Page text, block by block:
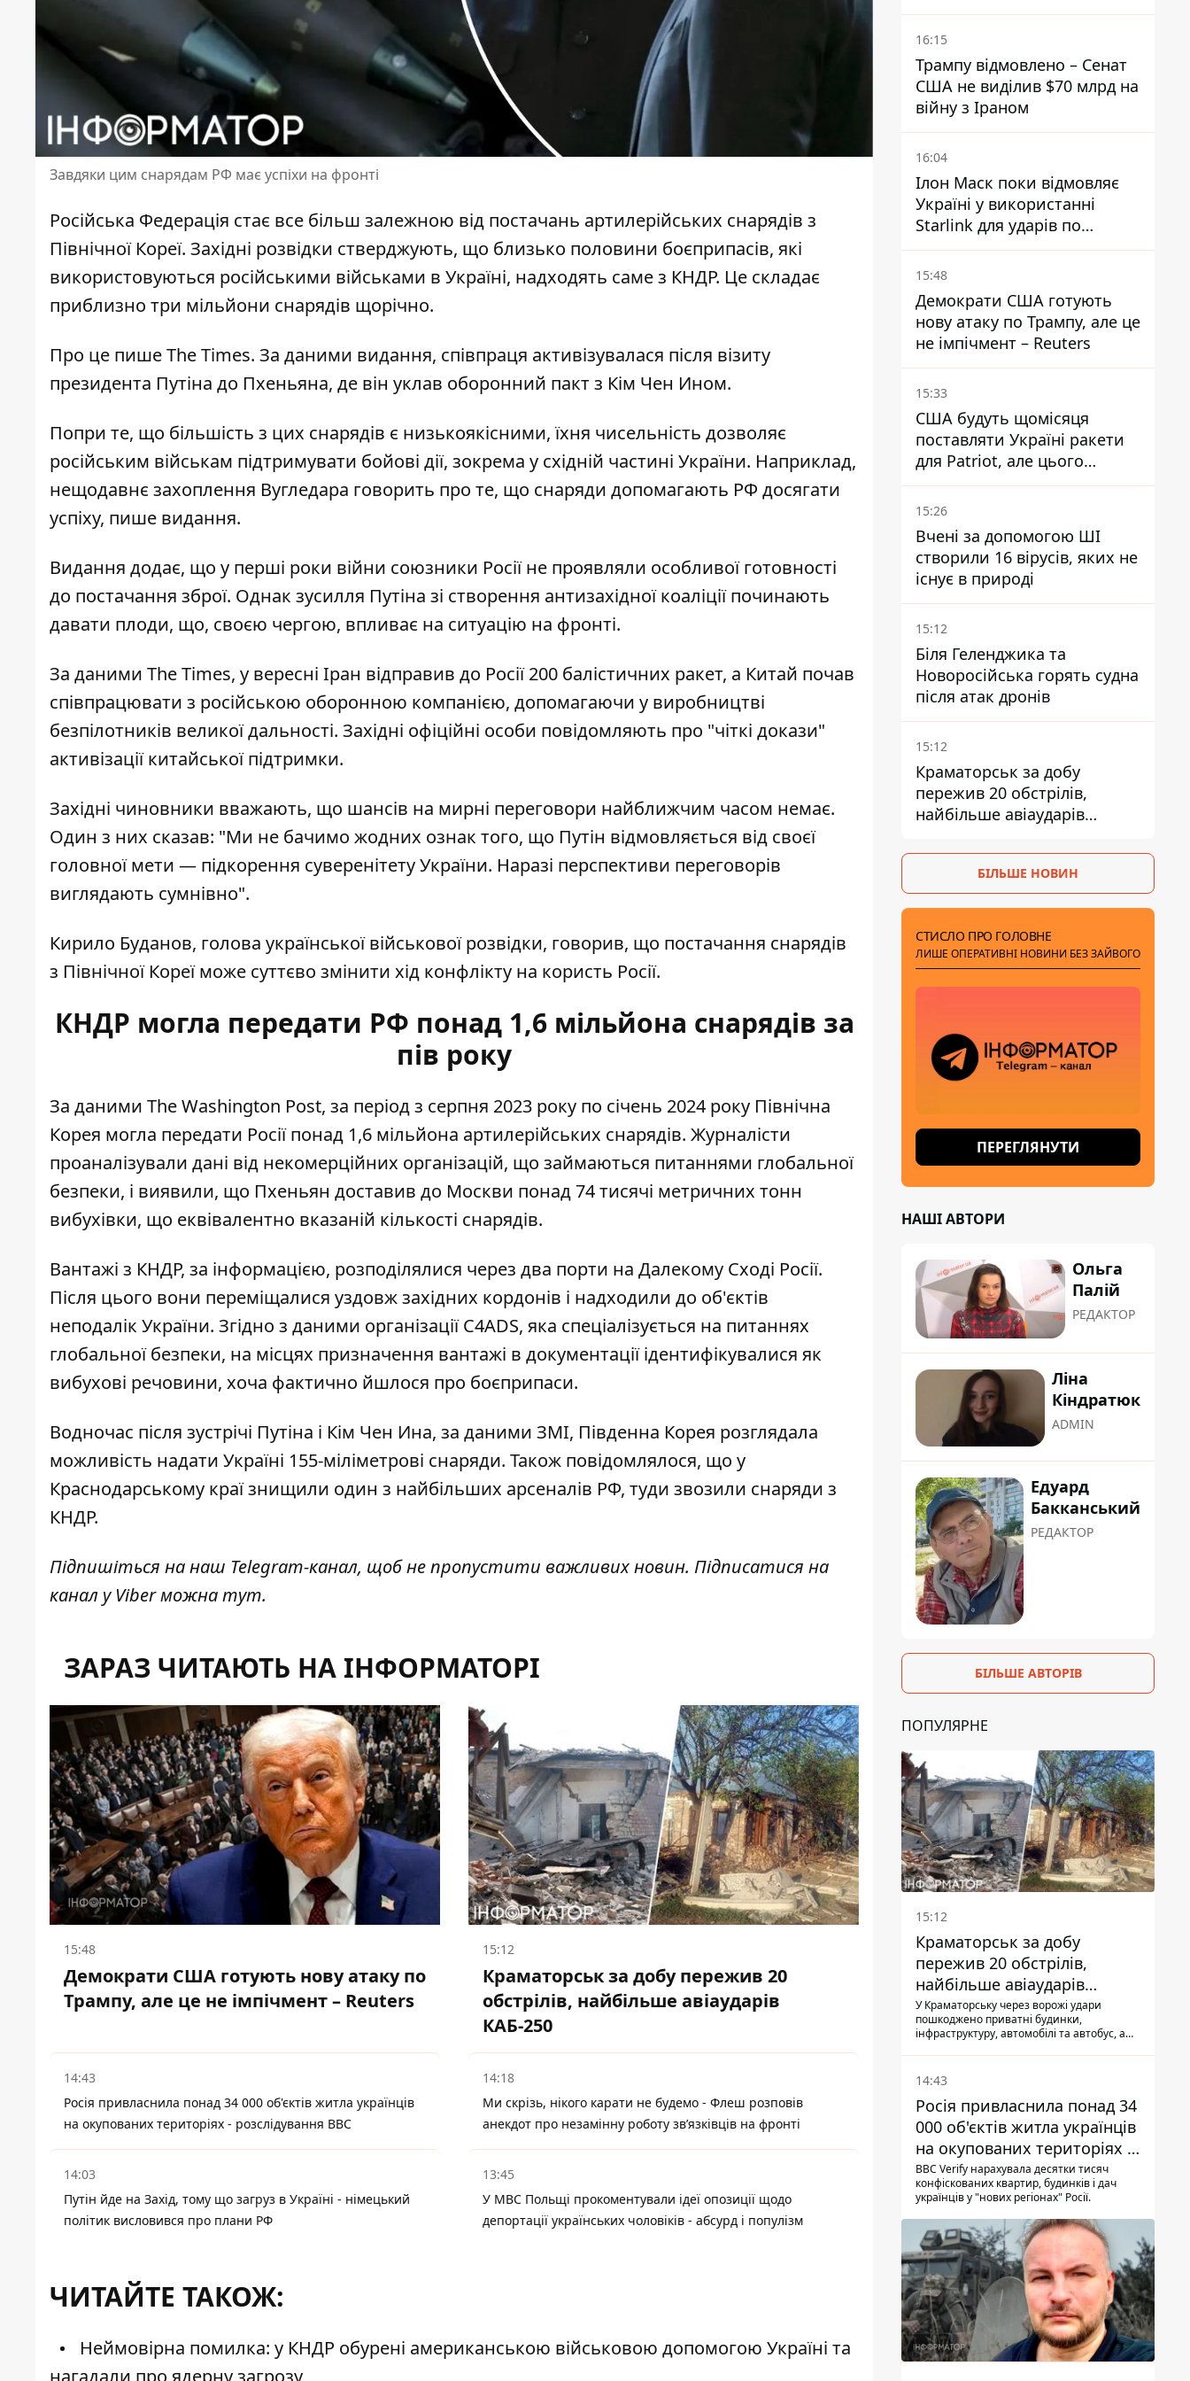
Завдяки цим снарядам РФ має успіхи на фронті
Російська Федерація стає все більш залежною від постачань артилерійських снарядів з
Північної Кореї. Західні розвідки стверджують, що близько половини боєприпасів, які
використовуються російськими військами в Україні, надходять саме з КНДР. Це складає
приблизно три мільйони снарядів щорічно.
Про це пише The Times. За даними видання, співпраця активізувалася після візиту
президента Путіна до Пхеньяна, де він уклав оборонний пакт з Кім Чен Ином.
Попри те, що більшість з цих снарядів є низькоякісними, їхня чисельність дозволяє
російським військам підтримувати бойові дії, зокрема у східній частині України. Наприклад,
нещодавнє захоплення Вугледара говорить про те, що снаряди допомагають РФ досягати
успіху, пише видання.
Видання додає, що у перші роки війни союзники Росії не проявляли особливої готовності
до постачання зброї. Однак зусилля Путіна зі створення антизахідної коаліції починають
давати плоди, що, своєю чергою, впливає на ситуацію на фронті.
За даними The Times, у вересні Іран відправив до Росії 200 балістичних ракет, а Китай почав
співпрацювати з російською оборонною компанією, допомагаючи у виробництві
безпілотників великої дальності. Західні офіційні особи повідомляють про "чіткі докази"
активізації китайської підтримки.
Західні чиновники вважають, що шансів на мирні переговори найближчим часом немає.
Один з них сказав: "Ми не бачимо жодних ознак того, що Путін відмовляється від своєї
головної мети — підкорення суверенітету України. Наразі перспективи переговорів
виглядають сумнівно".
Кирило Буданов, голова української військової розвідки, говорив, що постачання снарядів
з Північної Кореї може суттєво змінити хід конфлікту на користь Росії.
КНДР могла передати РФ понад 1,6 мільйона снарядів за
пів року
За даними The Washington Post, за період з серпня 2023 року по січень 2024 року Північна
Корея могла передати Росії понад 1,6 мільйона артилерійських снарядів. Журналісти
проаналізували дані від некомерційних організацій, що займаються питаннями глобальної
безпеки, і виявили, що Пхеньян доставив до Москви понад 74 тисячі метричних тонн
вибухівки, що еквівалентно вказаній кількості снарядів.
Вантажі з КНДР, за інформацією, розподілялися через два порти на Далекому Сході Росії.
Після цього вони переміщалися уздовж західних кордонів і надходили до об'єктів
неподалік України. Згідно з даними організації C4ADS, яка спеціалізується на питаннях
глобальної безпеки, на місцях призначення вантажі в документації ідентифікувалися як
вибухові речовини, хоча фактично йшлося про боєприпаси.
Водночас після зустрічі Путіна і Кім Чен Ина, за даними ЗМІ, Південна Корея розглядала
можливість надати Україні 155-міліметрові снаряди. Також повідомлялося, що у
Краснодарському краї знищили один з найбільших арсеналів РФ, туди звозили снаряди з
КНДР.
Підпишіться на наш Telegram-канал, щоб не пропустити важливих новин. Підписатися на
канал у Viber можнатут.
ЗАРАЗ ЧИТАЮТЬ НА ІНФОРМАТОРІ
15:48
Демократи США готують нову атаку по
Трампу, але це не імпічмент – Reuters
15:12
Краматорськ за добу пережив 20
обстрілів, найбільше авіаударів
КАБ-250
14:43
Росія привласнила понад 34 000 об'єктів житла українців
на окупованих територіях - розслідування BBC
14:18
Ми скрізь, нікого карати не будемо - Флеш розповів
анекдот про незамінну роботу зв’язківців на фронті
14:03
Путін йде на Захід, тому що загруз в Україні - німецький
політик висловився про плани РФ
13:45
У МВС Польщі прокоментували ідеї опозиції щодо
депортації українських чоловіків - абсурд і популізм
ЧИТАЙТЕ ТАКОЖ:
Неймовірна помилка: у КНДР обурені американською військовою допомогою Україні та
16:15
Трампу відмовлено – Сенат
США не виділив $70 млрд на
війну з Іраном
16:04
Ілон Маск поки відмовляє
Україні у використанні
Starlink для ударів по
території Росії – ЗМІ
15:48
Демократи США готують
нову атаку по Трампу, але це
не імпічмент – Reuters
15:33
США будуть щомісяця
поставляти Україні ракети
для Patriot, але цього
недостатньо - Зеленський
15:26
Вчені за допомогою ШІ
створили 16 вірусів, яких не
існує в природі
15:12
Біля Геленджика та
Новоросійська горять судна
після атак дронів
15:12
Краматорськ за добу
пережив 20 обстрілів,
найбільше авіаударів
БІЛЬШЕ НОВИН
СТИСЛО ПРО ГОЛОВНЕ
ЛИШЕ ОПЕРАТИВНІ НОВИНИ БЕЗ ЗАЙВОГО
ПЕРЕГЛЯНУТИ
НАШІ АВТОРИ
Ольга
Палій
РЕДАКТОР
Ліна
Кіндратюк
ADMIN
Едуард
Бакканський
РЕДАКТОР
БІЛЬШЕ АВТОРІВ
ПОПУЛЯРНЕ
15:12
Краматорськ за добу
пережив 20 обстрілів,
найбільше авіаударів
КАБ-250
У Краматорську через ворожі удари
пошкоджено приватні будинки,
інфраструктуру, автомобілі та автобус, а
14:43
Росія привласнила понад 34
000 об'єктів житла українців
на окупованих територіях -
розслідування BBC
BBC Verify нарахувала десятки тисяч
конфіскованих квартир, будинків і дач
українців у "нових регіонах" Росії.